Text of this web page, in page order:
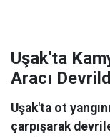
Uşak'ta
Aracı
Uşak'ta ot
çarpışarak